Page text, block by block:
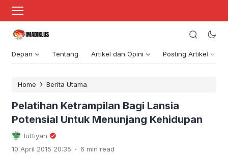
Depan Tentang Artikel dan Opini Posting Artikel
Home › Berita Utama
Pelatihan Ketrampilan Bagi Lansia
Potensial Untuk Menunjang Kehidupan
lutfiyan
10 April 2015 20:35 . 6 min read